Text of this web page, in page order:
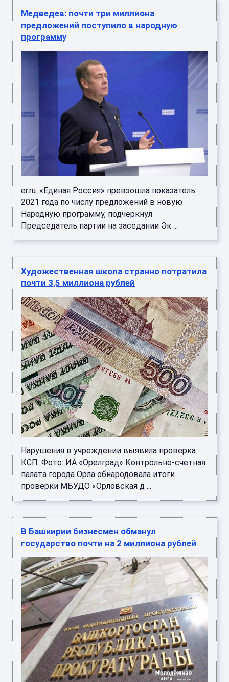
Медведев: почти три миллиона
предложений поступило в народную
программу
er.ru. «Единая Россия» превзошла показатель
2021 года по числу предложений в новую
Народную программу, подчеркнул
Председатель партии на заседании Эк ...
Художественная школа странно потратила
почти 3,5 миллиона рублей
Нарушения в учреждении выявила проверка
КСП. Фото: ИА «Орелград» Контрольно-счетная
палата города Орла обнародовала итоги
проверки МБУДО «Орловская д ...
В Башкирии бизнесмен обманул
государство почти на 2 миллиона рублей